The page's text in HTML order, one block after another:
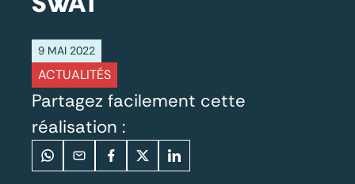
9 MAI 2022
ACTUALITÉS
Partagez facilement cette
réalisation :